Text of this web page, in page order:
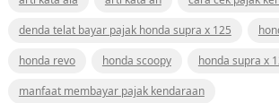
denda telat bayar pajak honda supra x 125
honda revo
honda scoopy honda supra x
manfaat membayar pajak kendaraan